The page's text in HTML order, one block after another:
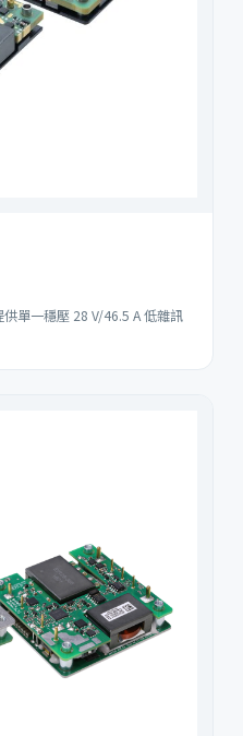
單一穩壓 28 V/46.5 A 低雜訊